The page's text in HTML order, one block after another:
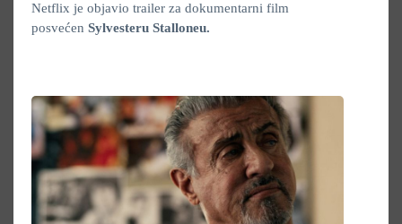
Netflix je objavio trailer za dokumentarni film
posvećen Sylvesteru Stalloneu.